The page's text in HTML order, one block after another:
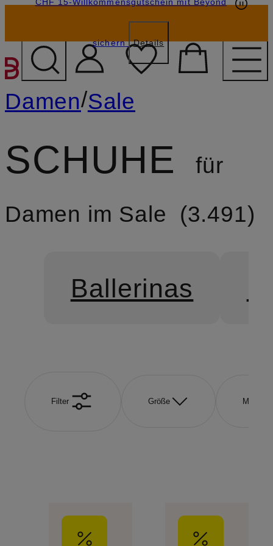
ZUM HAUPTINHALT
sichern Details
Damen/Sale
SCHUHE
für
Damen im Sale
3.491
Ballerinas
Filter Größe Marke